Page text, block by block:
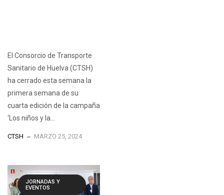
El Consorcio de Transporte
Sanitario de Huelva (CTSH)
ha cerrado esta semana la
primera semana de su
cuarta edición de la campaña
‘Los niños y la...
CTSH MARZO 25, 2024
JORNADAS Y
EVENTOS